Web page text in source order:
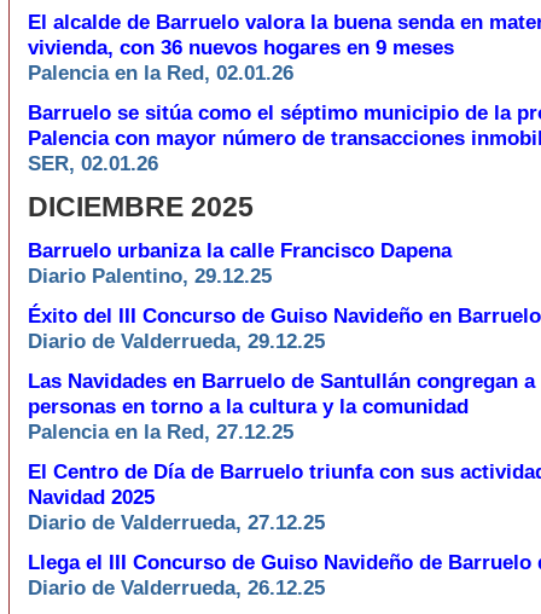
El alcalde de Barruelo valora la buena senda en
vivienda, con 36 nuevos hogares en 9 meses
Palencia en la Red, 02.01.26
Barruelo se sitúa como el séptimo municipio de la
Palencia con mayor número de transacciones
SER, 02.01.26
DICIEMBRE 2025
Barruelo urbaniza la calle Francisco Dapena
Diario Palentino, 29.12.25
Éxito del III Concurso de Guiso Navideño en Barruelo
Diario de Valderrueda, 29.12.25
Las Navidades en Barruelo de Santullán congregan a
personas en torno a la cultura y la comunidad
Palencia en la Red, 27.12.25
El Centro de Día de Barruelo triunfa con sus
Navidad 2025
Diario de Valderrueda, 27.12.25
Llega el III Concurso de Guiso Navideño de Barruelo
Diario de Valderrueda, 26.12.25